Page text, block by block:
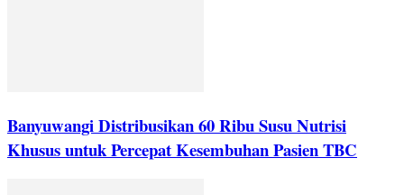
Banyuwangi Distribusikan 60 Ribu Susu Nutrisi
Khusus untuk Percepat Kesembuhan Pasien TBC